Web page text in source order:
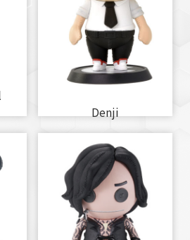
Denji